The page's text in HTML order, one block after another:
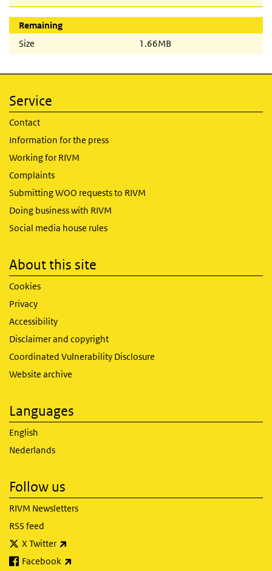
Remaining
Size
1.66MB
Service
Contact
Information for the press
Working for RIVM
Complaints
Submitting WOO requests to RIVM
Doing business with RIVM
Social media house rules
About this site
Cookies
Privacy
Accessibility
Disclaimer and copyright
Coordinated Vulnerability Disclosure
Website archive
Languages
English
Nederlands
Follow us
RIVM Newsletters
RSS feed
X Twitter
Facebook